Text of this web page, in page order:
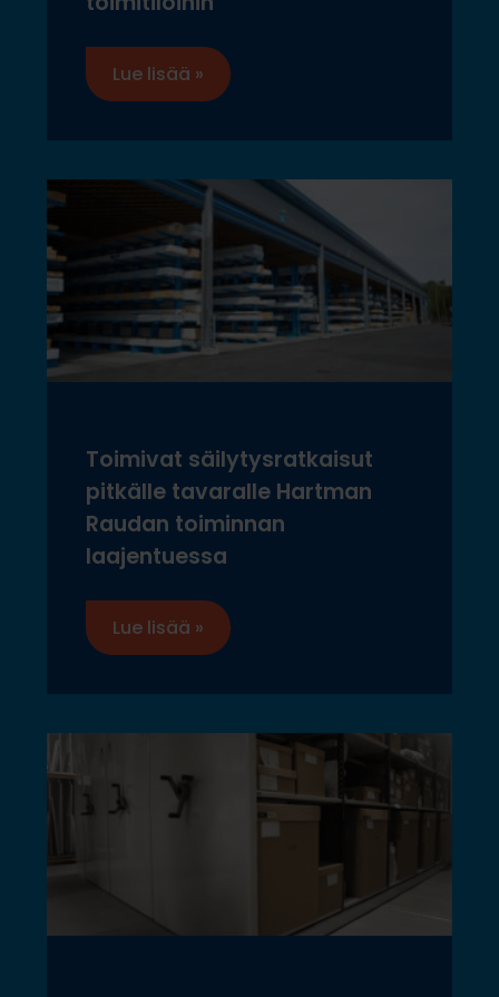
Lue lisää »
Toimivat säilytysratkaisut
pitkälle tavaralle Hartman
Raudan toiminnan
laajentuessa
Lue lisää »